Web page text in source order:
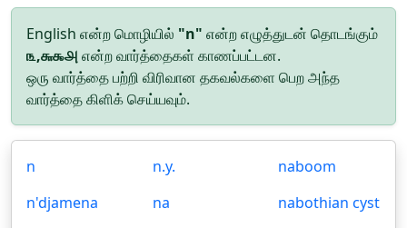
English என்ற மொழியில் "n" என்ற எழுத்துடன் தொடங்கும்
௩,௬௯௮ என்ற வார்த்தைகள் காணப்பட்டன.
ஒரு வார்த்தை பற்றி விரிவான தகவல்களை பெற அந்த
வார்த்தை கிளிக் செய்யவும்.
n
n'djamena
n.y.
na
naboom
nabothian cyst